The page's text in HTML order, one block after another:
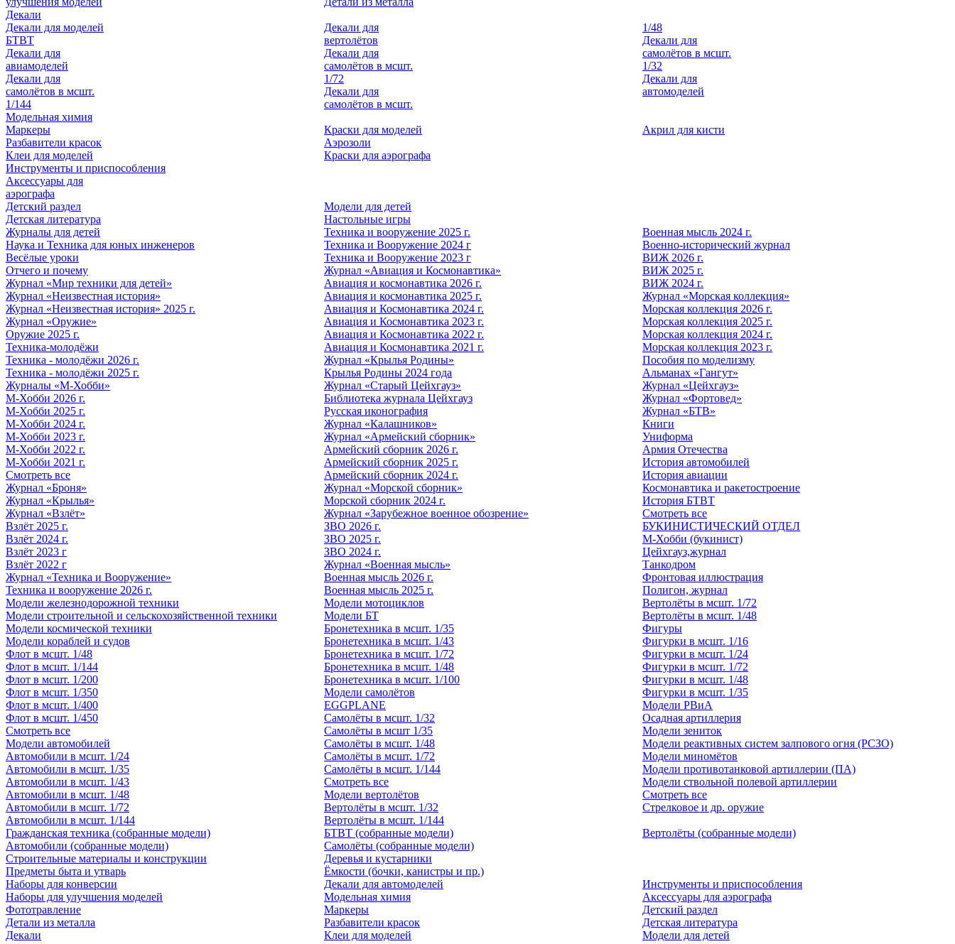
Декали
Декали для моделей
БТВТ
Декали для
авиамоделей
Декали для
самолётов в мсшт.
1/144
Декали для
вертолётов
Декали для
самолётов в мсшт.
1/72
Декали для
самолётов в мсшт.
1/48
Декали для
самолётов в мсшт.
1/32
Декали для
автомоделей
Модельная химия
Маркеры
Разбавители красок
Клеи для моделей
Краски для моделей
Аэрозоли
Краски для аэрографа
Акрил для кисти
Инструменты и приспособления
Аксессуары для
аэрографа
Детский раздел
Детская литература
Модели для детей
Настольные игры
Журналы для детей
Наука и Техника для юных инженеров
Весёлые уроки
Отчего и почему
Журнал «Мир техники для детей»
Журнал «Неизвестная история»
Журнал «Неизвестная история» 2025 г.
Журнал «Оружие»
Оружие 2025 г.
Техника-молодёжи
Техника - молодёжи 2026 г.
Техника - молодёжи 2025 г.
Журналы «М-Хобби»
М-Хобби 2026 г.
М-Хобби 2025 г.
М-Хобби 2024 г.
М-Хобби 2023 г.
М-Хобби 2022 г.
М-Хобби 2021 г.
Смотреть все
Журнал «Броня»
Журнал «Крылья»
Журнал «Взлёт»
Взлёт 2025 г.
Взлёт 2024 г.
Взлёт 2023 г
Взлёт 2022 г
Журнал «Техника и Вооружение»
Техника и вооружение 2026 г.
Техника и вооружение 2025 г.
Техника и Вооружение 2024 г
Техника и Вооружение 2023 г
Журнал «Авиация и Космонавтика»
Авиация и космонавтика 2026 г.
Авиация и космонавтика 2025 г.
Авиация и Космонавтика 2024 г.
Авиация и Космонавтика 2023 г.
Авиация и Космонавтика 2022 г.
Авиация и Космонавтика 2021 г.
Журнал «Крылья Родины»
Крылья Родины 2024 года
Журнал «Старый Цейхгауз»
Библиотека журнала Цейхгауз
Русская иконография
Журнал «Калашников»
Журнал «Армейский сборник»
Армейский сборник 2026 г.
Армейский сборник 2025 г.
Армейский сборник 2024 г.
Журнал «Морской сборник»
Морской сборник 2024 г.
Журнал «Зарубежное военное обозрение»
ЗВО 2026 г.
ЗВО 2025 г.
ЗВО 2024 г.
Журнал «Военная мысль»
Военная мысль 2026 г.
Военная мысль 2025 г.
Военная мысль 2024 г.
Военно-исторический журнал
ВИЖ 2026 г.
ВИЖ 2025 г.
ВИЖ 2024 г.
Журнал «Морская коллекция»
Морская коллекция 2026 г.
Морская коллекция 2025 г.
Морская коллекция 2024 г.
Морская коллекция 2023 г.
Пособия по моделизму
Альманах «Гангут»
Журнал «Цейхгауз»
Журнал «Фортовед»
Журнал «БТВ»
Книги
Униформа
Армия Отечества
История автомобилей
История авиации
Космонавтика и ракетостроение
История БТВТ
Смотреть все
БУКИНИСТИЧЕСКИЙ ОТДЕЛ
М-Хобби (букинист)
Цейхгауз,журнал
Танкодром
Фронтовая иллюстрация
Полигон, журнал
Модели железнодорожной техники
Модели строительной и сельскохозяйственной техники
Модели космической техники
Модели кораблей и судов
Флот в мсшт. 1/48
Флот в мсшт. 1/144
Флот в мсшт. 1/200
Флот в мсшт. 1/350
Флот в мсшт. 1/400
Флот в мсшт. 1/450
Смотреть все
Модели автомобилей
Автомобили в мсшт. 1/24
Автомобили в мсшт. 1/35
Автомобили в мсшт. 1/43
Автомобили в мсшт. 1/48
Автомобили в мсшт. 1/72
Автомобили в мсшт. 1/144
Модели мотоциклов
Модели БТ
Бронетехника в мсшт. 1/35
Бронетехника в мсшт. 1/43
Бронетехника в мсшт. 1/72
Бронетехника в мсшт. 1/48
Бронетехника в мсшт. 1/100
Модели самолётов
EGGPLANE
Самолёты в мсшт. 1/32
Самолёты в мсшт 1/35
Самолёты в мсшт. 1/48
Самолёты в мсшт. 1/72
Самолёты в мсшт. 1/144
Смотреть все
Модели вертолётов
Вертолёты в мсшт. 1/32
Вертолёты в мсшт. 1/144
Вертолёты в мсшт. 1/72
Вертолёты в мсшт. 1/48
Фигуры
Фигурки в мсшт. 1/16
Фигурки в мсшт. 1/24
Фигурки в мсшт. 1/72
Фигурки в мсшт. 1/48
Фигурки в мсшт. 1/35
Модели РВиА
Осадная артиллерия
Модели зениток
Модели реактивных систем залпового огня (РСЗО)
Модели миномётов
Модели противотанковой артиллерии (ПА)
Модели ствольной полевой артиллерии
Смотреть все
Стрелковое и др. оружие
Гражданская техника (собранные модели)
Автомобили (собранные модели)
БТВТ (собранные модели)
Самолёты (собранные модели)
Вертолёты (собранные модели)
Строительные материалы и конструкции
Предметы быта и утварь
Деревья и кустарники
Ёмкости (бочки, канистры и пр.)
Наборы для конверсии
Наборы для улучшения моделей
Фототравление
Детали из металла
Декали
Декали для автомоделей
Модельная химия
Маркеры
Разбавители красок
Клеи для моделей
Инструменты и приспособления
Аксессуары для аэрографа
Детский раздел
Детская литература
Модели для детей